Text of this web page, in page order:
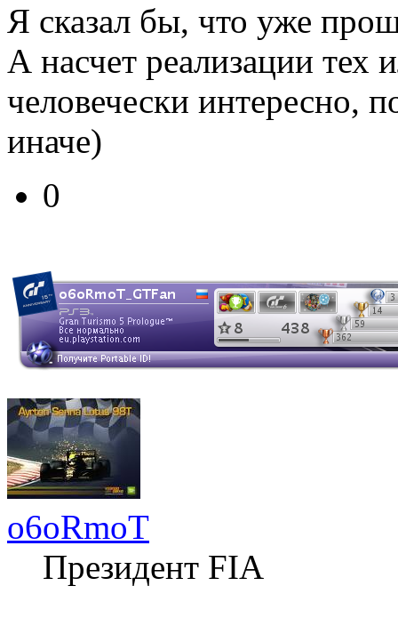
Я сказал бы, что уже
А насчет реализации
человечески интересно,
иначе)
0
o6oRmoT
Президент FIA